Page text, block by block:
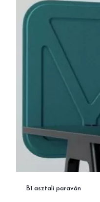
B1 asztali paraván